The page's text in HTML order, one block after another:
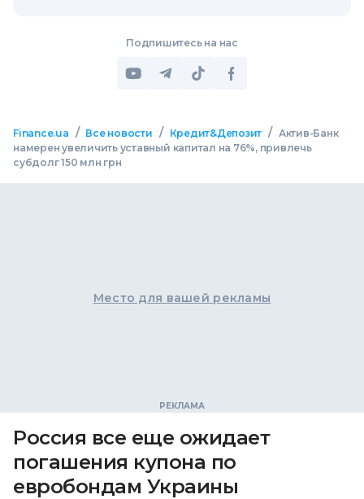
Подпишитесь на нас
Finance.ua / Все новости / Кредит&Депозит / Актив-Банк
намерен увеличить уставный капитал на 76%, привлечь
субдолг 150 млн грн
Место для вашей рекламы
Россия все еще ожидает
погашения купона по
евробондам Украины